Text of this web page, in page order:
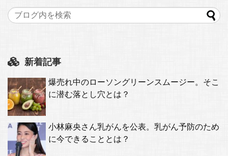
新着記事
爆売れ中のローソングリーンスムージー。そこ
に潜む落とし穴とは？
小林麻央さん乳がんを公表。乳がん予防のため
に今できることとは？